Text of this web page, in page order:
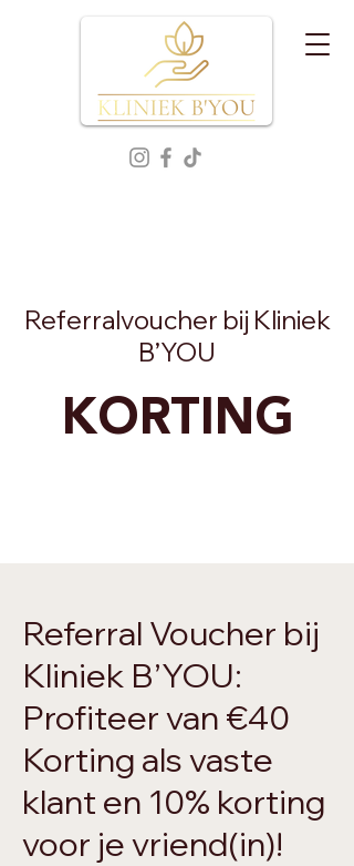
Referralvoucher bij Kliniek
B’YOU
KORTING
Referral Voucher bij
Kliniek B’YOU:
Profiteer van €40
Korting als vaste
klant en 10% korting
voor je vriend(in)!